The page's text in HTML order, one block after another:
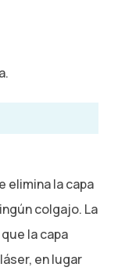
elimina la capa
colgajo. La
la capa
en lugar